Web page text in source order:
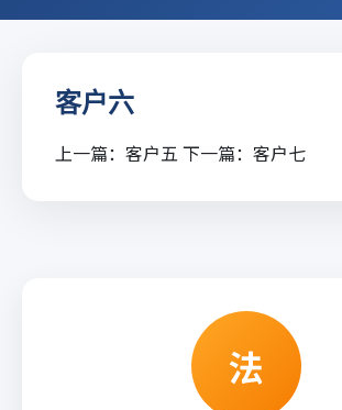
客户六
上一篇： 客户五下一篇： 客户七
法